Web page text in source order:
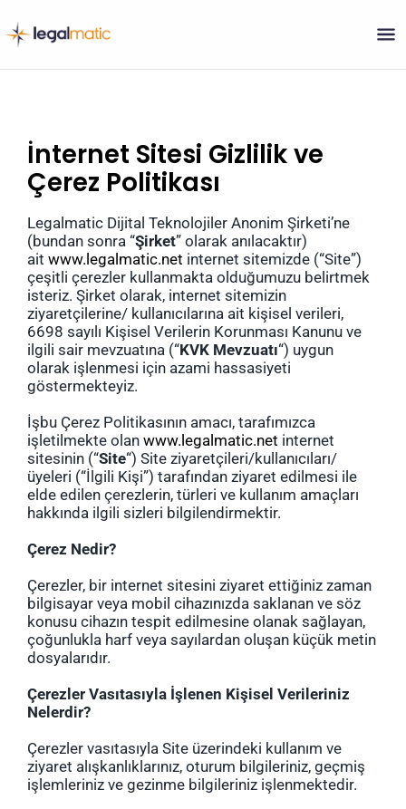
İnternet Sitesi Gizlilik ve
Çerez Politikası
Legalmatic Dijital Teknolojiler Anonim Şirketi’ne
(bundan sonra “Şirket” olarak anılacaktır)
ait www.legalmatic.net internet sitemizde (“Site”)
çeşitli çerezler kullanmakta olduğumuzu belirtmek
isteriz. Şirket olarak, internet sitemizin
ziyaretçilerine/ kullanıcılarına ait kişisel verileri,
6698 sayılı Kişisel Verilerin Korunması Kanunu ve
ilgili sair mevzuatına (“KVK Mevzuatı“) uygun
olarak işlenmesi için azami hassasiyeti
göstermekteyiz.
İşbu Çerez Politikasının amacı, tarafımızca
işletilmekte olan www.legalmatic.net internet
sitesinin (“Site“) Site ziyaretçileri/kullanıcıları/
üyeleri (“İlgili Kişi”) tarafından ziyaret edilmesi ile
elde edilen çerezlerin, türleri ve kullanım amaçları
hakkında ilgili sizleri bilgilendirmektir.
Çerez Nedir?
Çerezler, bir internet sitesini ziyaret ettiğiniz zaman
bilgisayar veya mobil cihazınızda saklanan ve söz
konusu cihazın tespit edilmesine olanak sağlayan,
çoğunlukla harf veya sayılardan oluşan küçük metin
dosyalarıdır.
Çerezler Vasıtasıyla İşlenen Kişisel Verileriniz
Nelerdir?
Çerezler vasıtasıyla Site üzerindeki kullanım ve
ziyaret alışkanlıklarınız, oturum bilgileriniz, geçmiş
işlemleriniz ve gezinme bilgileriniz işlenmektedir.